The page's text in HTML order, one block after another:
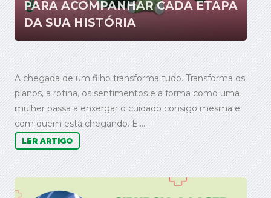
PARA ACOMPANHAR CADA ETAPA
DA SUA HISTÓRIA
A chegada de um filho transforma tudo. Transforma os
planos, a rotina, os sentimentos e a forma como uma
mulher passa a enxergar o cuidado consigo mesma e
com quem está chegando. E,...
LER ARTIGO